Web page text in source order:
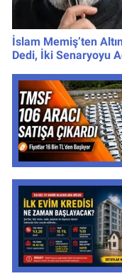
İslam Memiş’ten
Dedi, İki Senaryoyu